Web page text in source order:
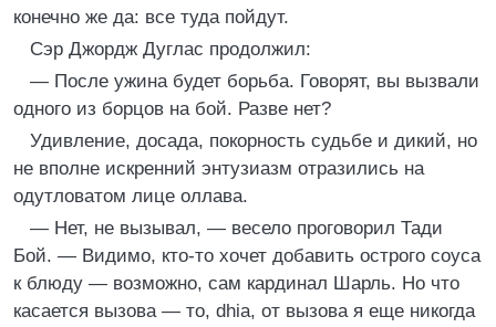
конечно же да: все туда пойдут.
Сэр Джордж Дуглас продолжил:
— После ужина будет борьба. Говорят, вы вызвали
одного из борцов на бой. Разве нет?
Удивление, досада, покорность судьбе и дикий, но
не вполне искренний энтузиазм отразились на
одутловатом лице оллава.
— Нет, не вызывал, — весело проговорил Тади
Бой. — Видимо, кто-то хочет добавить острого соуса
к блюду — возможно, сам кардинал Шарль. Но что
касается вызова — то, dhia, от вызова я еще никогда